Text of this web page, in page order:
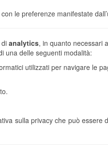
le preferenze manifestate
analytics, in quanto necessari
una delle seguenti modalità:
utilizzati per navigare le
sulla privacy che può